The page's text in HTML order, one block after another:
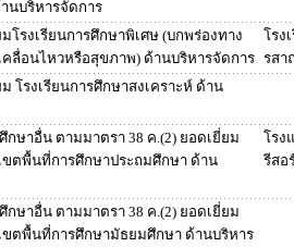
นบริหารจัดการ
โรงเรียนการศึกษาพิเศษ (บกพร่องทาง
คลื่อนไหวหรือสุขภาพ) ด้านบริหารจัดการ
โรง
รสา
โรงเรียนการศึกษาสงเคราะห์ ด้าน
กษาอื่น ตามมาตรา 38 ค.(2) ยอดเยี่ยม
ขตพื้นที่การศึกษาประถมศึกษา ด้าน
โรง
รีสอ
กษาอื่น ตามมาตรา 38 ค.(2) ยอดเยี่ยม
ขตพื้นที่การศึกษามัธยมศึกษา ด้านบริหาร